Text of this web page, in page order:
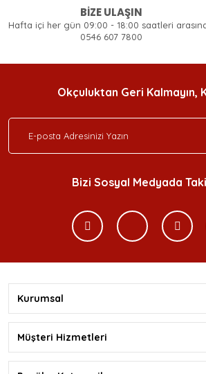
BİZE ULAŞIN
Hafta içi her gün 09:00 - 18:00 saatleri
0546 607 7800
Okçuluktan Geri Kalmayın,
Bizi Sosyal Medyada
Kurumsal
Müşteri Hizmetleri